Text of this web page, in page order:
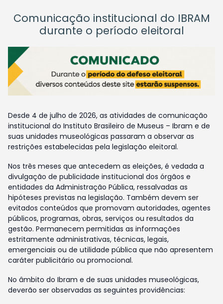
Comunicação institucional do IBRAM
durante o período eleitoral
Desde 4 de julho de 2026, as atividades de comunicação
institucional do Instituto Brasileiro de Museus – Ibram e de
suas unidades museológicas passaram a observar as
restrições estabelecidas pela legislação eleitoral.
Nos três meses que antecedem as eleições, é vedada a
divulgação de publicidade institucional dos órgãos e
entidades da Administração Pública, ressalvadas as
hipóteses previstas na legislação. Também devem ser
evitados conteúdos que promovam autoridades, agentes
públicos, programas, obras, serviços ou resultados da
gestão. Permanecem permitidas as informações
estritamente administrativas, técnicas, legais,
emergenciais ou de utilidade pública que não apresentem
caráter publicitário ou promocional.
No âmbito do Ibram e de suas unidades museológicas,
deverão ser observadas as seguintes providências: